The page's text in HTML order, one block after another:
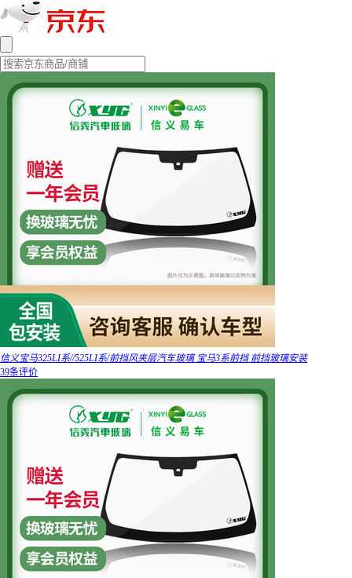
信义宝马325LI系//525LI系/前挡风夹层汽车玻璃 宝马3系前挡 前挡玻璃安装
39条评价